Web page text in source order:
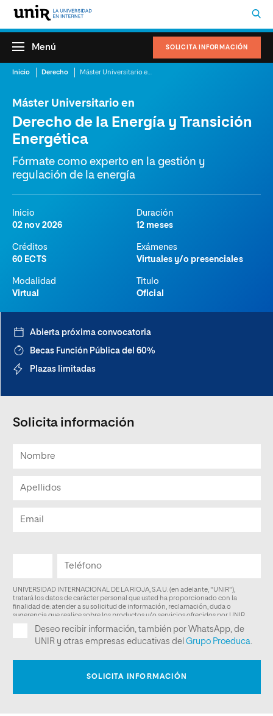
SOLICITA INFORMACIÓN
Menú
Inicio Derecho
Máster Universitario en
Derecho de la Energía y Transición
Energética
Fórmate como experto en la gestión y
regulación de la energía
Inicio
02 nov 2026
Duración
12 meses
Créditos
60 ECTS
Exámenes
Virtuales y/o presenciales
Modalidad
Virtual
Titulo
Oficial
Abierta próxima convocatoria
Becas Función Pública del 60%
Plazas limitadas
Solicita información